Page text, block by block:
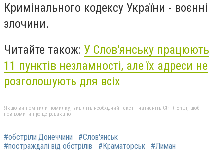
Кримінального кодексу України - воєнні
злочини.
Читайте також: У Слов'янську працюють
11 пунктів незламності, але їх адреси не
розголошують для всіх
Якщо ви помітили помилку, виділіть необхідний текст і натисніть Ctrl + Enter, щоб
повідомити про це редакцію
#обстріли Донеччини
#Слов'янськ
#постраждалі від обстрілів
#Краматорськ #Лиман